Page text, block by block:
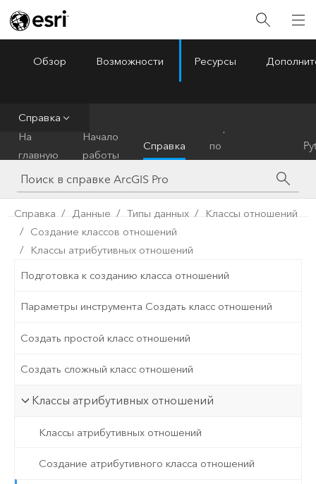
ArcGIS Pro
Обзор Возможности Ресурсы
Справка
На
главную
Начало
работы
Справка
по
инструментам
Справка Данные Типы данных
Классы отношений
Создание классов отношений
Классы атрибутивных отношений
Подготовка к созданию класса отношений
Параметры инструмента Создать класс отношений
Создать простой класс отношений
Создать сложный класс отношений
Классы атрибутивных отношений
Классы атрибутивных отношений
Создание атрибутивного класса отношений